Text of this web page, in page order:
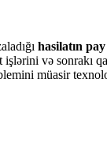
hasilatın
və sonrakı
müasir